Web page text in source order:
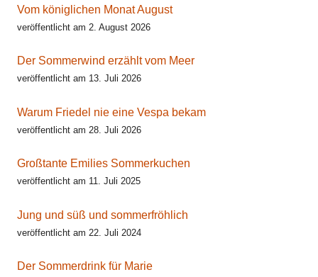
Vom königlichen Monat August
veröffentlicht am 2. August 2026
Der Sommerwind erzählt vom Meer
veröffentlicht am 13. Juli 2026
Warum Friedel nie eine Vespa bekam
veröffentlicht am 28. Juli 2026
Großtante Emilies Sommerkuchen
veröffentlicht am 11. Juli 2025
Jung und süß und sommerfröhlich
veröffentlicht am 22. Juli 2024
Der Sommerdrink für Marie